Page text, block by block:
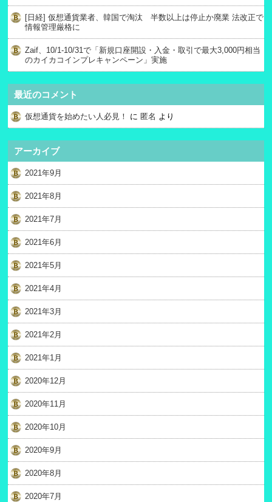
[日経] 仮想通貨業者、韓国で淘汰 半数以上は停止か廃業 法改正で
情報管理厳格に
Zaif、10/1-10/31で「新規口座開設・入金・取引で最大3,000円相当
のカイカコインプレキャンペーン」実施
最近のコメント
仮想通貨を始めたい人必見！ に 匿名 より
アーカイブ
2021年9月
2021年8月
2021年7月
2021年6月
2021年5月
2021年4月
2021年3月
2021年2月
2021年1月
2020年12月
2020年11月
2020年10月
2020年9月
2020年8月
2020年7月